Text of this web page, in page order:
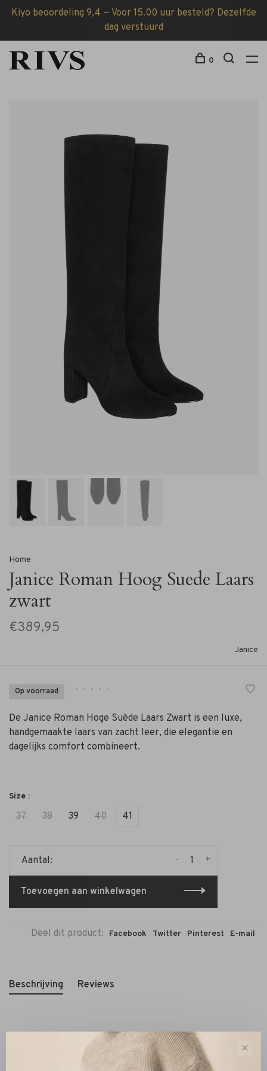
Kiyo beoordeling 9,4 — Voor 15.00 uur besteld? Dezelfde
dag verstuurd
0
Home
Janice Roman Hoog Suede Laars
zwart
€389,95
Janice
Op voorraad • • • • •
De Janice Roman Hoge Suède Laars Zwart is een luxe,
handgemaakte laars van zacht leer, die elegantie en
dagelijks comfort combineert.
Size :
37 38 39 40 41
Aantal: +
-
Toevoegen aan winkelwagen
Deel dit product: Facebook Twitter Pinterest E-mail
Beschrijving Reviews
De Janice Roman Hoge Suède Laars Zwart is een
toonbeeld van luxe en tijdloze klasse. Deze laars is
handgemaakt van het fijnste suède, volledig leer gevoerd
✕